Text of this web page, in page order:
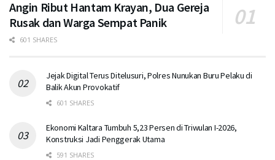
Angin Ribut Hantam Krayan, Dua Gereja
Rusak dan Warga Sempat Panik
601 SHARES
Jejak Digital Terus Ditelusuri, Polres Nunukan Buru Pelaku di
Balik Akun Provokatif
601 SHARES
Ekonomi Kaltara Tumbuh 5,23 Persen di Triwulan I-2026,
Konstruksi Jadi Penggerak Utama
591 SHARES